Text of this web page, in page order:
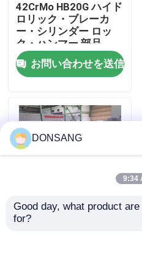
私達について
工場旅行
私達に連絡しなさい
油圧石のブレーカ
42CrMo HB20G ハイド
ロリック・ブレーカ
ー・シリンダー ロッ
ク・ハンマー 部品
DS13C
お問い合わせを送信
SB121 バックヘッド
DONSANG
9:34
Good day, what product
for?